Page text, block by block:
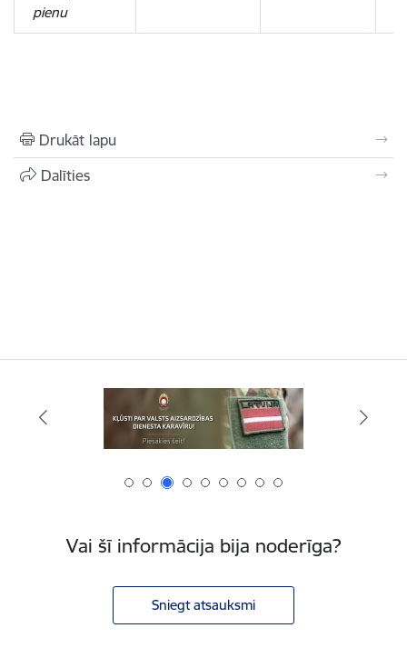
pienu
Drukāt lapu
Dalīties
Vai šī informācija bija noderīga?
Sniegt atsauksmi